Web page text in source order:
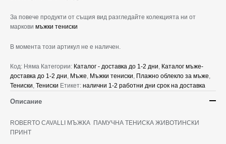
За повече продукти от същия вид разгледайте колекцията ни от
маркови мъжки тениски
В момента този артикул не е наличен.
Код: Няма Категории: Каталог - доставка до 1-2 дни, Каталог мъже-
доставка до 1-2 дни, Мъже, Мъжки тениски, Плажно облекло за мъже,
Тениски, Тениски Етикет: налични 1-2 работни дни срок на доставка
Описание
ROBERTO CAVALLI МЪЖКА ПАМУЧНА ТЕНИСКА ЖИВОТИНСКИ
ПРИНТ